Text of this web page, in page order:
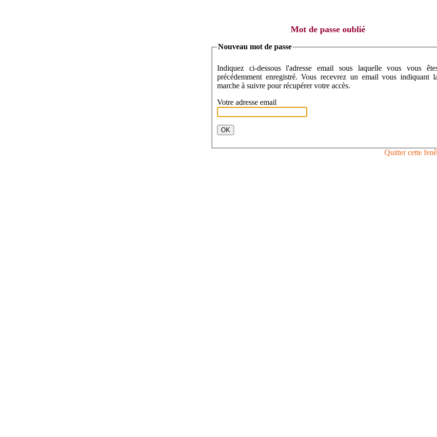
Mot de passe oublié
Nouveau mot de passe
Indiquez ci-dessous l'adresse email sous laquelle vous vous êtes
précédemment enregistré. Vous recevrez un email vous indiquant la
marche à suivre pour récupérer votre accès.
Votre adresse email
Quitter cette